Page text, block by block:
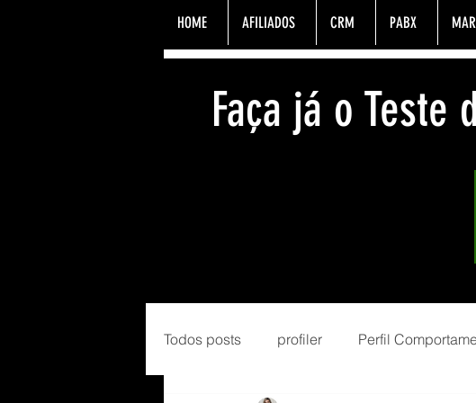
HOME AFILIADOS CRM PABX
Faça já o Teste
Todos posts profiler Perfil